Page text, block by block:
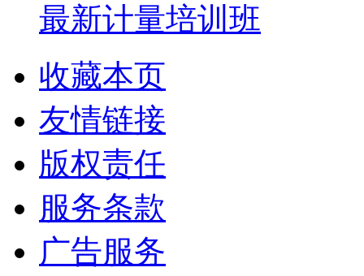
最新计量培训班
收藏本页
友情链接
版权责任
服务条款
广告服务